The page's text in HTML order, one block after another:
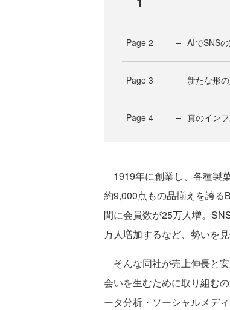
Page 2 AIでSNS
Page 3 新たな形
Page 4 真のイン
1919年に創業し、各種製
約9,000点もの品揃えを誇
間に会員数が25万人増。
万人増加するなど、勢いを見
そんな同社が売上伸長と
会いを生むために取り組む
ータ分析・ソーシャルメデ